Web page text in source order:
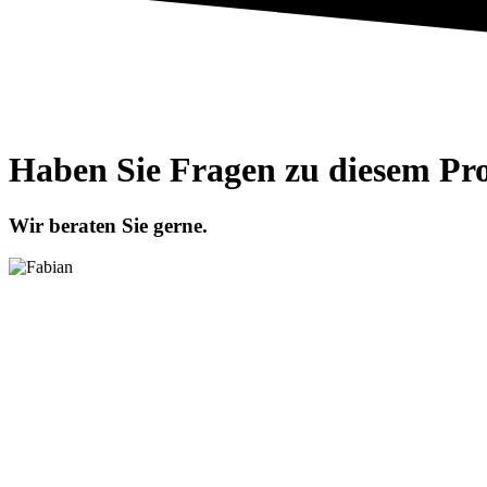
Haben Sie Fragen zu diesem
Wir beraten Sie gerne.